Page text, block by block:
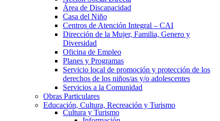
Área de Discapacidad
Casa del Niño
Centros de Atención Integral – CAI
Dirección de la Mujer, Familia, Genero y
Diversidad
Oficina de Empleo
Planes y Programas
Servicio local de promoción y protección de los
derechos de los niños/as y/o adolescentes
Servicios a la Comunidad
Obras Particulares
Educación, Cultura, Recreación y Turismo
Cultura y Turismo